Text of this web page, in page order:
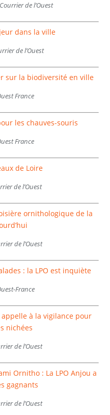
Courrier de l’Ouest
dans la ville
de l’Ouest
sur la biodiversité en ville
France
les chauves-souris
France
de Loire
de l’Ouest
ornithologique de la
de l’Ouest
: la LPO est inquiète
France
appelle à la vigilance pour
nichées
de l’Ouest
Ornitho : La LPO Anjou a
gagnants
de l’Ouest